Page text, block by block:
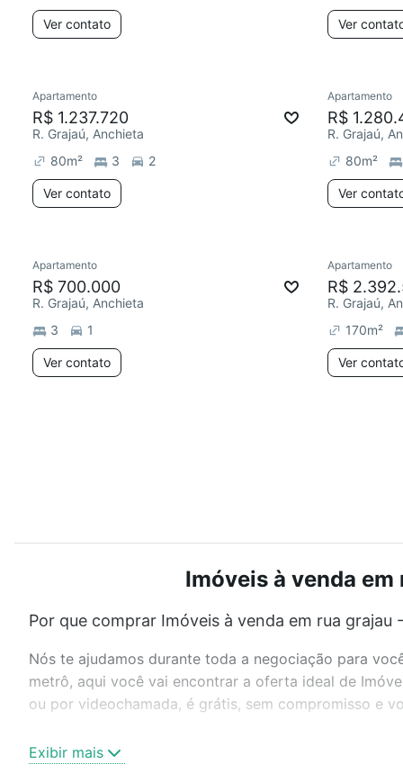
Ver contato Ver
Apartamento
R$ 1.237.720
R. Grajaú, Anchieta
80m² 3 2
Ver contato
Apartamento
R$
R. Grajaú,
80m²
Ver
Apartamento
R$ 700.000
R. Grajaú, Anchieta
3
1
Ver contato
Apartamento
R$
R. Grajaú,
170m²
Ver
Imóveis à venda
Por que comprar Imóveis à venda em rua
Nós te ajudamos durante toda a negociação para
metrô, aqui você vai encontrar a oferta ideal de
ou por videochamada, é grátis, sem compromisso e
Exibir mais